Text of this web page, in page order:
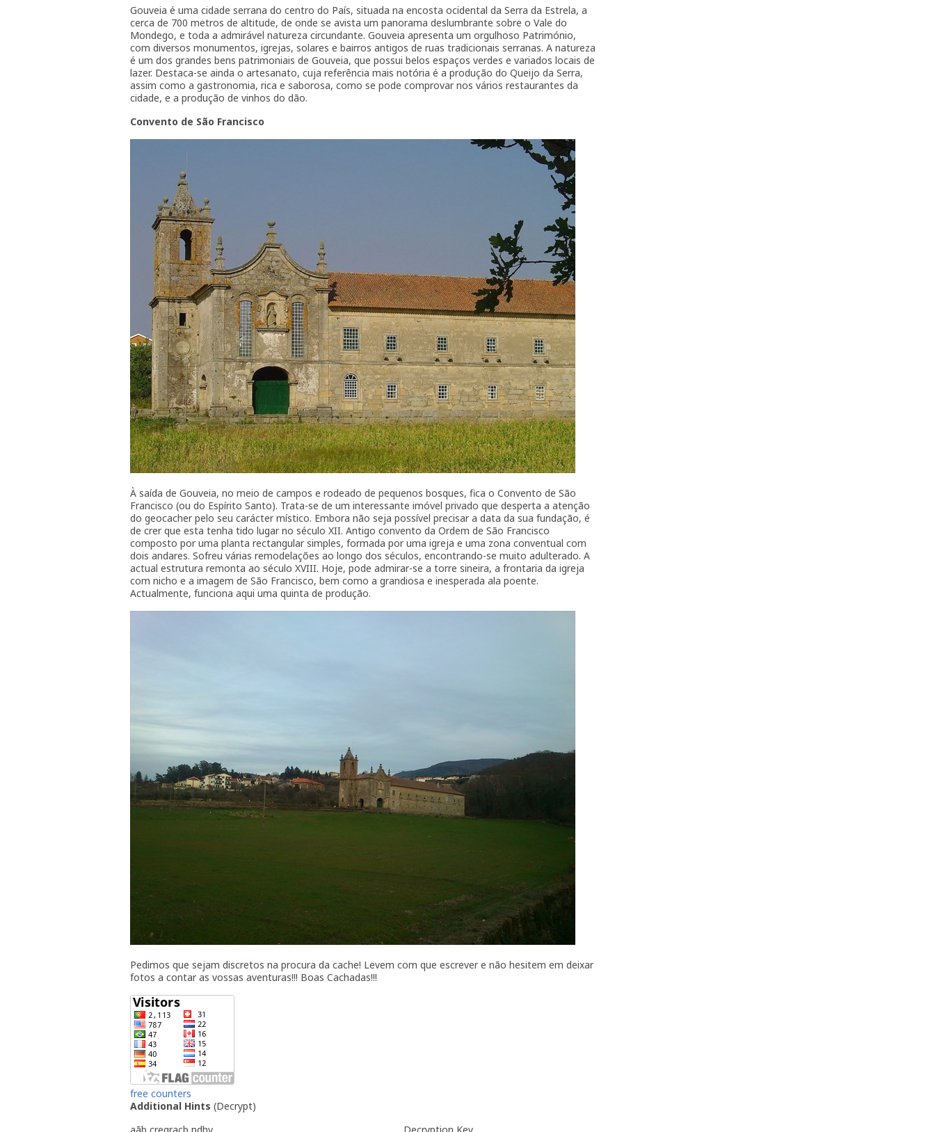
Gouveia é uma cidade serrana do centro do País, situada na encosta ocidental da Serra da Estrela, a
cerca de 700 metros de altitude, de onde se avista um panorama deslumbrante sobre o Vale do
Mondego, e toda a admirável natureza circundante. Gouveia apresenta um orgulhoso Património,
com diversos monumentos, igrejas, solares e bairros antigos de ruas tradicionais serranas. A natureza
é um dos grandes bens patrimoniais de Gouveia, que possui belos espaços verdes e variados locais de
lazer. Destaca-se ainda o artesanato, cuja referência mais notória é a produção do Queijo da Serra,
assim como a gastronomia, rica e saborosa, como se pode comprovar nos vários restaurantes da
cidade, e a produção de vinhos do dão.
Convento de São Francisco
À saída de Gouveia, no meio de campos e rodeado de pequenos bosques, fica o Convento de São
Francisco (ou do Espírito Santo). Trata-se de um interessante imóvel privado que desperta a atenção
do geocacher pelo seu carácter místico. Embora não seja possível precisar a data da sua fundação, é
de crer que esta tenha tido lugar no século XII. Antigo convento da Ordem de São Francisco
composto por uma planta rectangular simples, formada por uma igreja e uma zona conventual com
dois andares. Sofreu várias remodelações ao longo dos séculos, encontrando-se muito adulterado. A
actual estrutura remonta ao século XVIII. Hoje, pode admirar-se a torre sineira, a frontaria da igreja
com nicho e a imagem de São Francisco, bem como a grandiosa e inesperada ala poente.
Actualmente, funciona aqui uma quinta de produção.
Pedimos que sejam discretos na procura da cache! Levem com que escrever e não hesitem em deixar
fotos a contar as vossas aventuras!!! Boas Cachadas!!!
free counters
Additional Hints (Decrypt)
aãb cregraçb ndhv...
Decryption Key